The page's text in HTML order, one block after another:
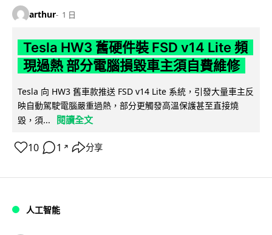
arthur 1 日
Tesla HW3 舊硬件裝 FSD v14 Lite 頻
現過熱 部分電腦損毀車主須自費維修
Tesla 向 HW3 舊車款推送 FSD v14 Lite 系統，引發大量車主反
映自動駕駛電腦嚴重過熱，部分更觸發高溫保護甚至直接燒
毀，須...
閱讀全文
10 1 ↗ 分享
人工智能